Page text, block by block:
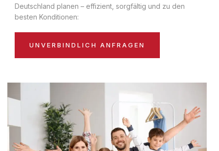
Deutschland planen – effizient, sorgfältig und zu den
besten Konditionen:
UNVERBINDLICH ANFRAGEN